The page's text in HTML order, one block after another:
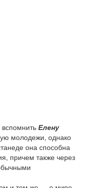
Елену
молодежи, однако
она способна
причем также через